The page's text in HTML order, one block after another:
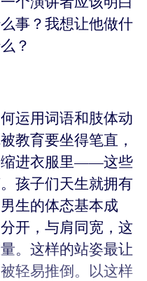
事？我想让他做什
？
运用词语和肢体动
教育要坐得笔直，
缩进衣服里——这些
孩子们天生就拥有
生的体态基本成
开，与肩同宽，这
。这样的站姿最让
轻易推倒。以这样